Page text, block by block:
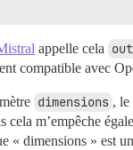
appelle cela
compatible avec
dimensions , le
cela m’empêche
« dimensions » est